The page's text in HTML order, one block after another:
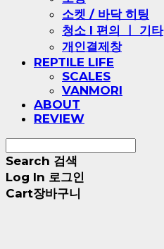
소켓 / 바닥 히팅
청소 l 편의 ㅣ 기타
개인결제창
REPTILE LIFE
SCALES
VANMORI
ABOUT
REVIEW
Search 검색
Log In 로그인
Cart장바구니